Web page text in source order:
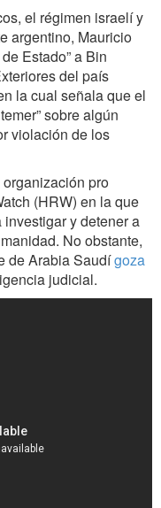
el régimen israelí y
argentino, Mauricio
Estado” a Bin
del país
la cual señala que el
sobre algún
violación de los
pro
(HRW) en la que
y detener a
No obstante,
de Arabia Saudígoza
judicial.